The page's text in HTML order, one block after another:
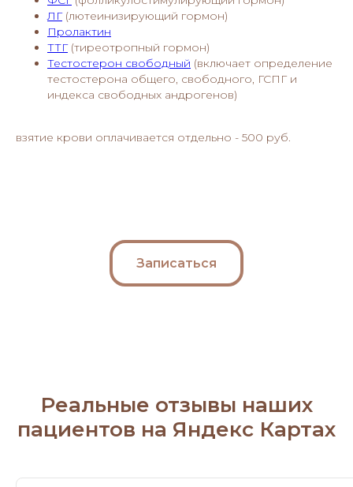
ЛГ(лютеинизирующий гормон)
Пролактин
ТТГ(тиреотропный гормон)
Тестостерон свободный (включает определение
тестостерона общего, свободного, ГСПГ и
индекса свободных андрогенов)
взятие крови оплачивается отдельно - 500 руб.
Записаться
Реальные отзывы наших
пациентов на Яндекс Картах